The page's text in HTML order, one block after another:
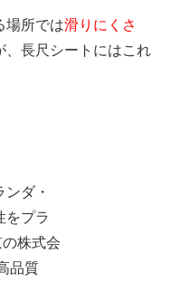
場所では滑りにくさ
、長尺シートにはこれ